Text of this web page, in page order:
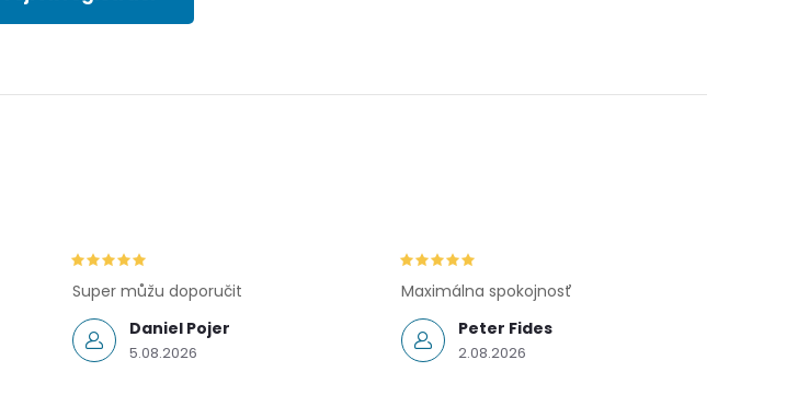
Daniel Pojer
5.08.2026
Super můžu doporučit
Peter Fides
2.08.2026
Maximálna spokojnosť